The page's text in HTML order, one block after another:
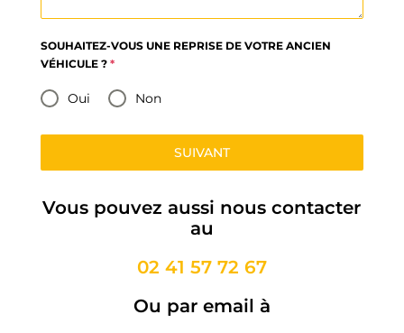
SOUHAITEZ-VOUS UNE REPRISE DE VOTRE ANCIEN
VÉHICULE ? *
Oui Non
SUIVANT
Vous pouvez aussi nous contacter
au
02 41 57 72 67
Ou par email à